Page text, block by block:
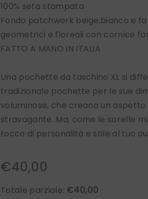
100% seta stampata
Fondo patchwork beige,bianco e
geometrici e floreali con cornice
FATTO A MANO IN ITALIA
Una pochette da taschino XL si
tradizionale pochette per le sue
voluminose, che creano un aspetto
stravagante. Ma, come le sorelle
tocco di personalità e stile al tuo
€40,00
Totale parziale: €40,00